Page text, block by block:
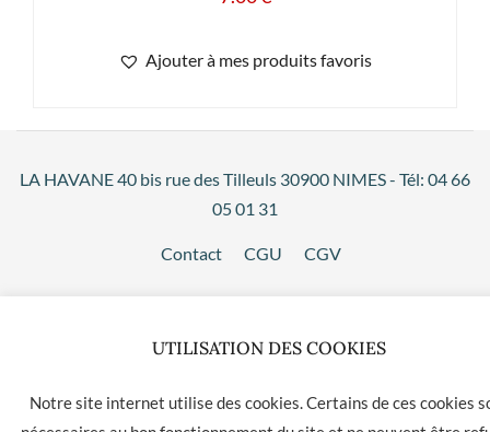
Ajouter à mes produits favoris
LA HAVANE 40 bis rue des Tilleuls 30900 NIMES - Tél: 04 66
05 01 31
Contact CGU CGV
UTILISATION DES COOKIES
Notre site internet utilise des cookies. Certains de ces cookies